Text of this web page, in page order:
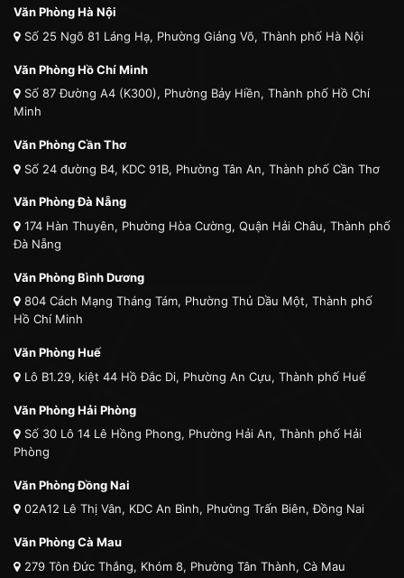
Văn Phòng Hà Nội
Số 25 Ngõ 81 Láng Hạ, Phường Giảng Võ, Thành phố Hà Nội
Văn Phòng Hồ Chí Minh
Số 87 Đường A4 (K300), Phường Bảy Hiền, Thành phố Hồ Chí
Minh
Văn Phòng Cần Thơ
Số 24 đường B4, KDC 91B, Phường Tân An, Thành phố Cần Thơ
Văn Phòng Đà Nẵng
174 Hàn Thuyên, Phường Hòa Cường, Quận Hải Châu, Thành phố
Đà Nẵng
Văn Phòng Bình Dương
804 Cách Mạng Tháng Tám, Phường Thủ Dầu Một, Thành phố
Hồ Chí Minh
Văn Phòng Huế
Lô B1.29, kiệt 44 Hồ Đắc Di, Phường An Cựu, Thành phố Huế
Văn Phòng Hải Phòng
Số 30 Lô 14 Lê Hồng Phong, Phường Hải An, Thành phố Hải
Phòng
Văn Phòng Đồng Nai
02A12 Lê Thị Vân, KDC An Bình, Phường Trấn Biên, Đồng Nai
Văn Phòng Cà Mau
279 Tôn Đức Thắng, Khóm 8, Phường Tân Thành, Cà Mau